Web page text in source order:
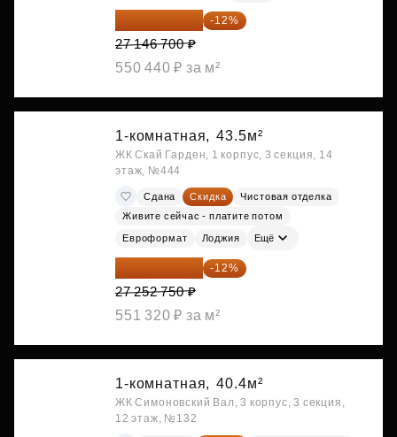
23 889 096 ₽ -12%
27 146 700 ₽
550 440 ₽ за м²
1-комнатная, 43.5м²
ЖК Скай Гарден, 1 корпус, 3 секция, 14
этаж, №444
Сдана Скидка
Чистовая отделка
Живите сейчас - платите потом
Евроформат Лоджия Ещё
23 982 420 ₽ -12%
27 252 750 ₽
551 320 ₽ за м²
1-комнатная, 40.4м²
ЖК Симоновский Вал, 3 корпус, 3 секция,
12 этаж, №132